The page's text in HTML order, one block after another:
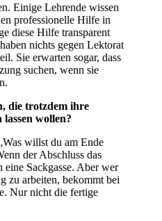
Einige Lehrende wissen
professionelle Hilfe in
diese Hilfe transparent
nichts gegen Lektorat
Sie erwarten sogar, dass
suchen, wenn sie
die trotzdem ihre
wollen?
willst du am Ende
der Abschluss das
Sackgasse. Aber wer
zu arbeiten, bekommt bei
Nur nicht die fertige